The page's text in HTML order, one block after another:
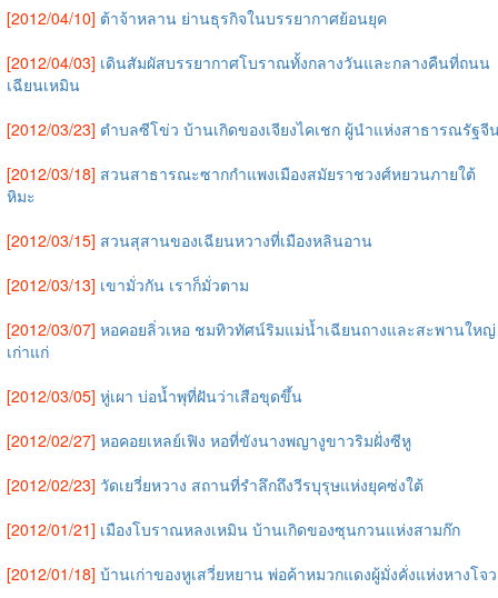
[2012/04/10] ต้าจ้าหลาน ย่านธุรกิจในบรรยากาศย้อนยุค
[2012/04/03] เดินสัมผัสบรรยากาศโบราณทั้งกลางวันและกลางคืนที่ถนน
เฉียนเหมิน
[2012/03/23] ตำบลซีโข่ว บ้านเกิดของเจียงไคเชก ผู้นำแห่งสาธารณรัฐจี
[2012/03/18] สวนสาธารณะซากกำแพงเมืองสมัยราชวงศ์หยวนภายใต้
หิมะ
[2012/03/15] สวนสุสานของเฉียนหวางที่เมืองหลินอาน
[2012/03/13] เขามั่วกัน เราก็มั่วตาม
[2012/03/07] หอคอยลิ่วเหอ ชมทิวทัศน์ริมแม่น้ำเฉียนถางและสะพานใหญ่
เก่าแก่
[2012/03/05] หู่เผา บ่อน้ำพุที่ฝันว่าเสือขุดขึ้น
[2012/02/27] หอคอยเหลย์เฟิง หอที่ขังนางพญางูขาวริมฝั่งซีหู
[2012/02/23] วัดเยวี่ยหวาง สถานที่รำลึกถึงวีรบุรุษแห่งยุคซ่งใต้
[2012/01/21] เมืองโบราณหลงเหมิน บ้านเกิดของซุนกวนแห่งสามก๊ก
[2012/01/18] บ้านเก่าของหูเสวี่ยหยาน พ่อค้าหมวกแดงผู้มั่งคั่งแห่งหางโจว